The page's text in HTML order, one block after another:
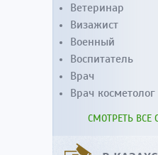
Ветеринар
Визажист
Военный
Воспитатель
Врач
Врач косметолог
СМОТРЕТЬ ВСЕ